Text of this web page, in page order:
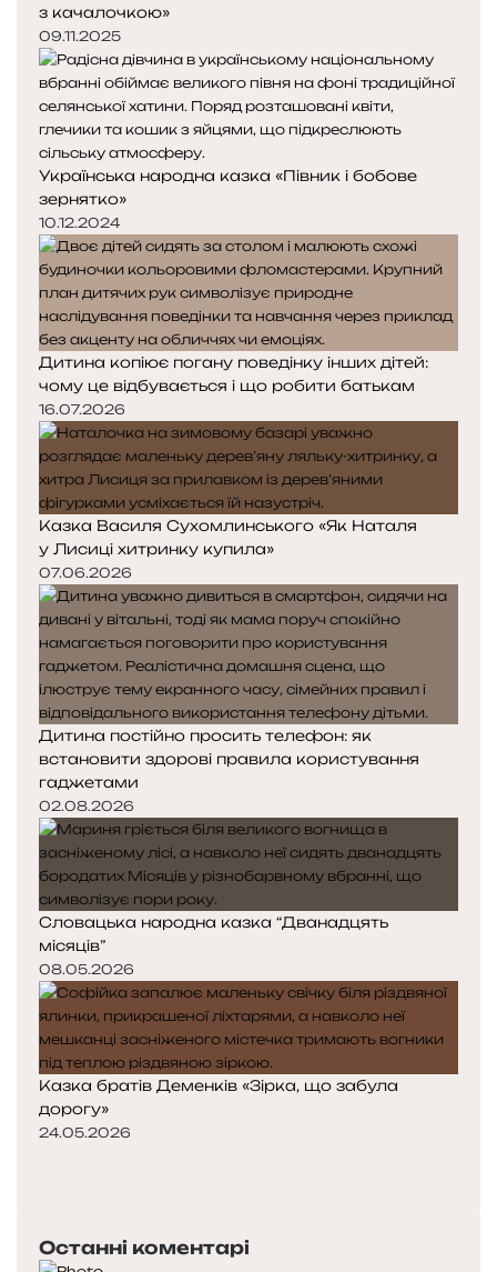
з качалочкою»
09.11.2025
Українська народна казка «Півник і бобове
зернятко»
10.12.2024
Дитина копіює погану поведінку інших дітей:
чому це відбувається і що робити батькам
16.07.2026
Казка Василя Сухомлинського «Як Наталя
у Лисиці хитринку купила»
07.06.2026
Дитина постійно просить телефон: як
встановити здорові правила користування
гаджетами
02.08.2026
Словацька народна казка “Дванадцять
місяців”
08.05.2026
Казка братів Деменків «Зірка, що забула
дорогу»
24.05.2026
Останні коментарі